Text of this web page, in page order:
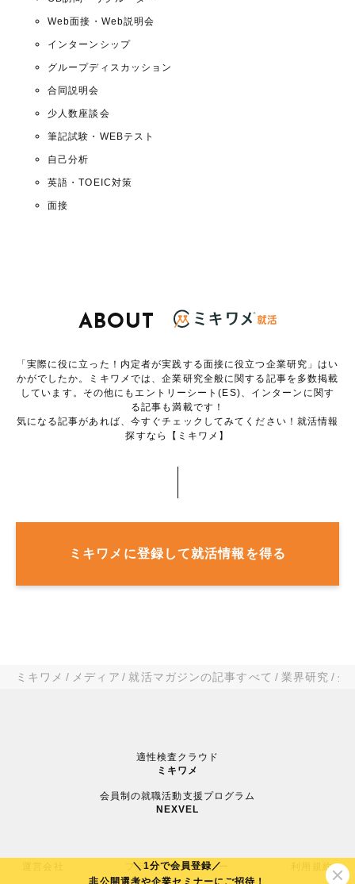
Web面接・Web説明会
インターンシップ
グループディスカッション
合同説明会
少人数座談会
筆記試験・WEBテスト
自己分析
英語・TOEIC対策
面接
ABOUT
「実際に役に立った！内定者が実践する面接に役立つ企業研究」はい
かがでしたか。ミキワメでは、企業研究全般に関する記事を多数掲載
しています。その他にもエントリーシート(ES)、インターンに関す
る記事も満載です！
気になる記事があれば、今すぐチェックしてみてください！就活情報
探すなら【ミキワメ】
ミキワメに登録して就活情報を得る
ミキワメ メディア 就活マガジンの記事すべて 業界研究 企
適性検査クラウド
ミキワメ
会員制の就職活動支援プログラム
NEXVEL
プライバシーポリシー 利用規約
＼1分で会員登録／
非公開選考や企業セミナーにご招待！